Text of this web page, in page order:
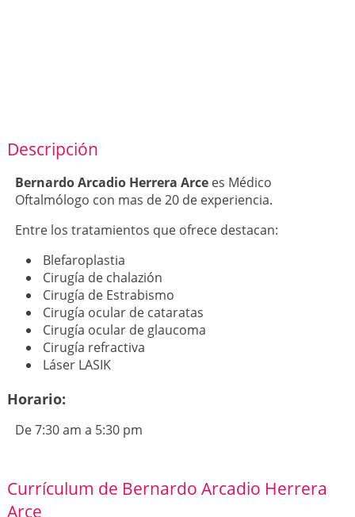
Descripción
Bernardo Arcadio Herrera Arcees Médico
Oftalmólogo con mas de 20 de experiencia.
Entre los tratamientos que ofrece destacan:
Blefaroplastia
Cirugía de chalazión
Cirugía de Estrabismo
Cirugía ocular de cataratas
Cirugía ocular de glaucoma
Cirugía refractiva
Láser LASIK
Horario:
De 7:30 am a 5:30 pm
Currículum de Bernardo Arcadio Herrera
Arce